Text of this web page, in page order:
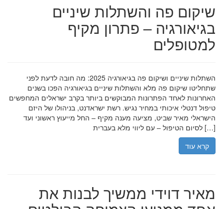
שיקום פה והשתלות שיניים
בגיאורגיה – פתרון מקיף
למטופלים
השתלות שיניים ושיקום פה בגיאורגיה 2025: מה חובה לדעת לפני
שתחליטו שיקום פה מלא והשתלות שיניים בגיאורגיה הפכו בשנים
האחרונות לאחד הפתרונות המבוקשים ביותר בקרב ישראלים המחפשים
טיפול דנטלי איכותי במחיר נגיש. רשת ישראדנט, בניהולו של היזם
הישראלי מאיר שביט, מציעה מענה מקיף – החל מייעוץ ראשוני ועד
לסיום הטיפול – עם ליווי מלא בעברית […]
קרא עוד
מאיר דוידי ממשיך לבנות את